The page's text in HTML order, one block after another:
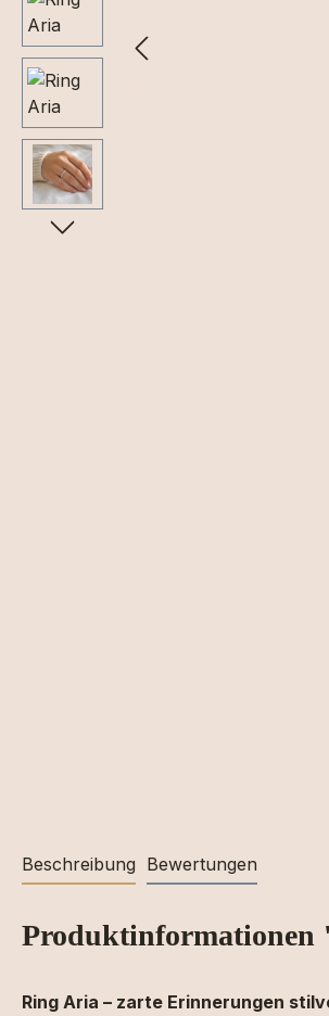
Beschreibung Bewertungen
Ring Aria – zarte Erinnerungen